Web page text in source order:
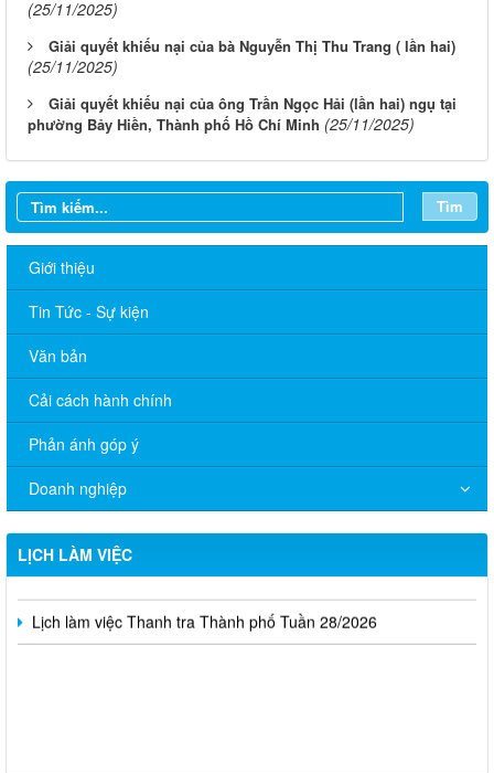
(25/11/2025)
Giải quyết khiếu nại của bà Nguyễn Thị Thu Trang ( lần hai)
(25/11/2025)
Giải quyết khiếu nại của ông Trần Ngọc Hải (lần hai) ngụ tại
phường Bảy Hiền, Thành phố Hồ Chí Minh (25/11/2025)
Tìm
Giới thiệu
Tin Tức - Sự kiện
Văn bản
Cải cách hành chính
Phản ánh góp ý
Doanh nghiệp
LỊCH LÀM VIỆC
Lịch làm việc Thanh tra Thành phố Tuần 31/2026
Lịch làm việc Thanh tra Thành phố Tuần 29/2026
Lịch làm việc Thanh tra Thành phố Tuần 28/2026